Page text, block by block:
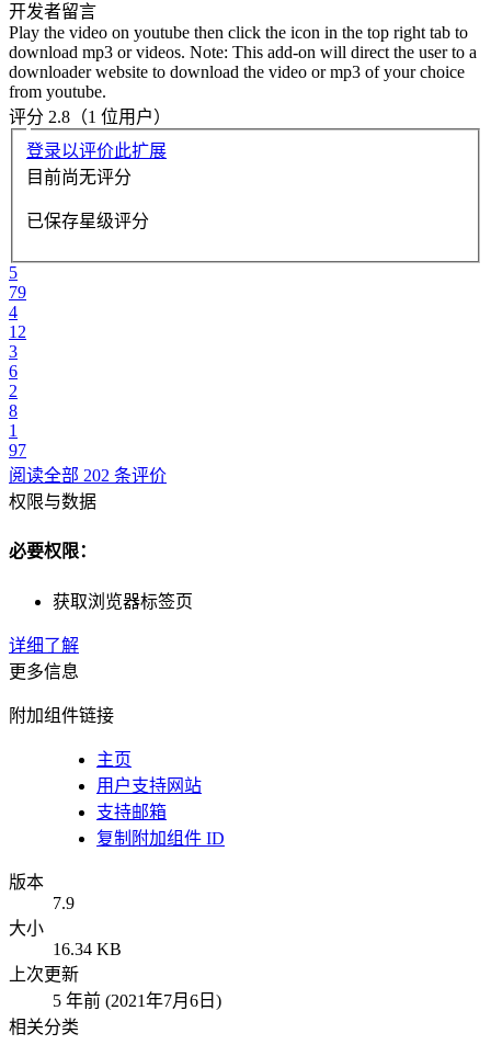
开发者留言
Play the video on youtube then click the icon in the top right tab to
download mp3 or videos. Note: This add-on will direct the user to a
downloader website to download the video or mp3 of your choice
from youtube.
评分 2.8（1 位用户）
登录以评价此扩展
目前尚无评分
已保存星级评分
5
79
4
12
3
6
2
8
1
97
阅读全部 202 条评价
权限与数据
必要权限：
获取浏览器标签页
详细了解
更多信息
附加组件链接
主页
用户支持网站
支持邮箱
复制附加组件 ID
版本
7.9
大小
16.34 KB
上次更新
5 年前 (2021年7月6日)
相关分类